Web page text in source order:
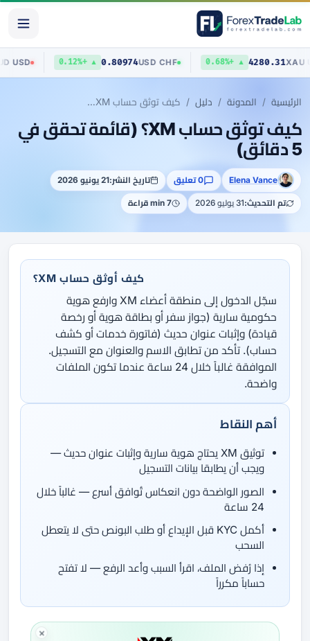
▲ +0.68%
USD CHF
0.80974
▲ +0.12%
AUD USD
الرئيسية المدونة دليل كيف توثق حساب XM؟ (قائمة تحقق في 5 دقائق)
كيف توثق حساب XM؟ (قائمة تحقق في
5 دقائق)
Elena Vance 0 تعليق تاريخ النشر:21 يونيو 2026
تم التحديث:31 يوليو 2026 7 min قراءة
كيف أوثق حساب XM؟
سجّل الدخول إلى منطقة أعضاء XM وارفع هوية
حكومية سارية (جواز سفر أو بطاقة هوية أو رخصة
قيادة) وإثبات عنوان حديث (فاتورة خدمات أو كشف
حساب). تأكد من تطابق الاسم والعنوان مع التسجيل.
الموافقة غالباً خلال 24 ساعة عندما تكون الملفات
واضحة.
أهم النقاط
توثيق XM يحتاج هوية سارية وإثبات عنوان حديث —
ويجب أن يطابقا بيانات التسجيل
الصور الواضحة دون انعكاس تُوافق أسرع — غالباً خلال
24 ساعة
أكمل KYC قبل الإيداع أو طلب البونص حتى لا يتعطل
السحب
إذا رُفض الملف، اقرأ السبب وأعد الرفع — لا تفتح
حساباً مكرراً